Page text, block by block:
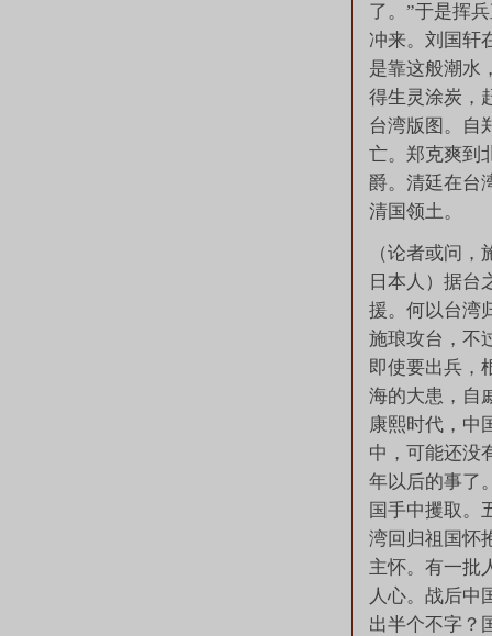
了。”于是挥
冲来。刘国轩
是靠这般潮水
得生灵涂炭，
台湾版图。自
亡。郑克爽到
爵。清廷在台
清国领土。
（论者或问
日本人）据台
援。何以台湾
施琅攻台，不
即使要出兵，
海的大患，自
康熙时代，中
中，可能还没
年以后的事了
国手中攫取。
湾回归祖国怀
主怀。有一批
人心。战后中
出半个不字？